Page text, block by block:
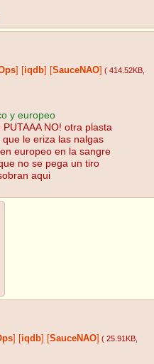
iqdb SauceNAO ( 414.52KB
y europeo
PUTAAA NO! otra plasta
le eriza las nalgas
europeo en la sangre
no se pega un tiro
aqui
iqdb SauceNAO ( 25.91KB